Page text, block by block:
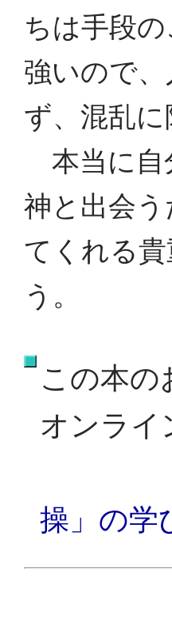
ちは手段
強いので
ず、混乱
本当に自
神と出会
てくれる
う。
この本
オンライ
操」の学